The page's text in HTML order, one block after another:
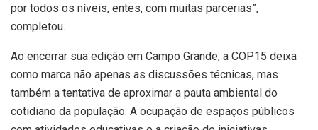
por todos os níveis, entes, com muitas parcerias”,
completou.
Ao encerrar sua edição em Campo Grande, a COP15 deixa
como marca não apenas as discussões técnicas, mas
também a tentativa de aproximar a pauta ambiental do
cotidiano da população. A ocupação de espaços públicos